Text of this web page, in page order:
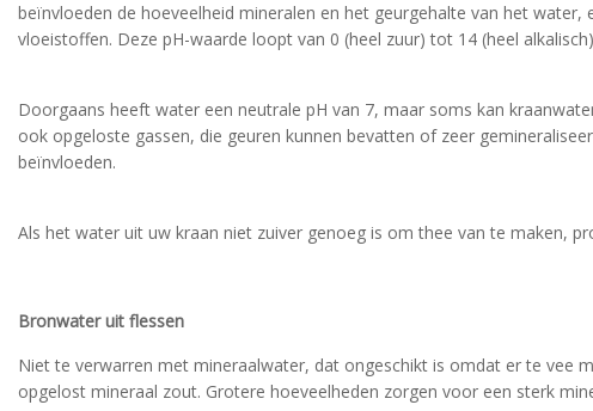
beïnvloeden de hoeveelheid mineralen en het geurgehalte van het
vloeistoffen. Deze pH-waarde loopt van 0 (heel zuur) tot 14 (heel
Doorgaans heeft water een neutrale pH van 7, maar soms kan
ook opgeloste gassen, die geuren kunnen bevatten of zeer
beïnvloeden.
Als het water uit uw kraan niet zuiver genoeg is om thee van te maken,
Bronwater uit flessen
Niet te verwarren met mineraalwater, dat ongeschikt is omdat er te vee
opgelost mineraal zout. Grotere hoeveelheden zorgen voor een sterk